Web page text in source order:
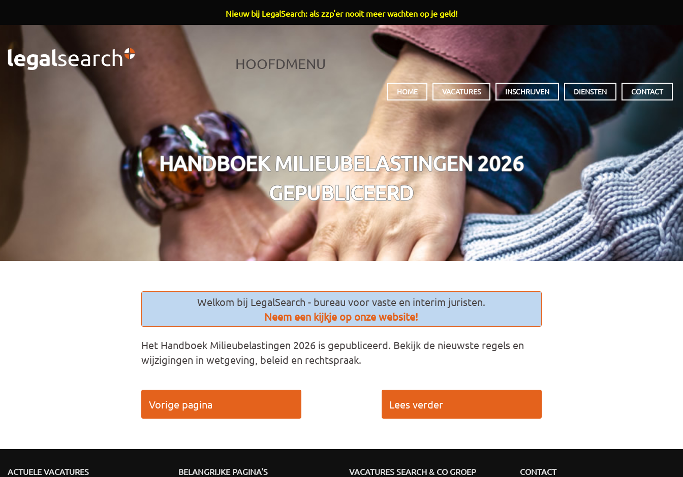
HOOFDMENU
HOME VACATURES INSCHRIJVEN DIENSTEN CONTACT
HANDBOEK MILIEUBELASTINGEN 2026
GEPUBLICEERD
Welkom bij LegalSearch - bureau voor vaste en interim juristen.
Neem een kijkje op onze website!
Het Handboek Milieubelastingen 2026 is gepubliceerd. Bekijk de nieuwste regels en
wijzigingen in wetgeving, beleid en rechtspraak.
Vorige pagina Lees verder
ACTUELE VACATURES BELANGRIJKE PAGINA'S VACATURES SEARCH & CO GROEP CONTACT
Nieuw bij LegalSearch: als zzp'er nooit meer wachten op je geld!